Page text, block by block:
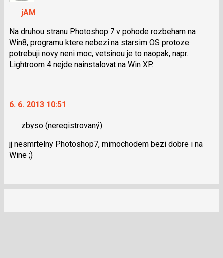
P
pro
předchozí
nový
názor
navigaci
lze
použít
i
klávesy
N
P
předchozí
nový
názor
jAM
Na druhou stranu Photoshop 7 v pohode rozbeham na
Win8, programu ktere nebezi na starsim OS protoze
potrebuji novy neni moc, vetsinou je to naopak, napr.
Lightroom 4 nejde nainstalovat na Win XP.
další
názor.
navigaci
lze
i
pro
6. 6. 2013 10:51
zbyso (neregistrovaný)
jj nesmrtelny Photoshop7, mimochodem bezi dobre i na
Wine ;)